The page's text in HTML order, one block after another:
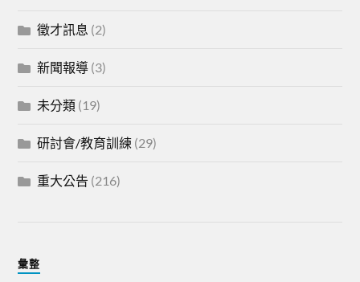
徵才訊息 (2)
新聞報導 (3)
未分類 (19)
研討會/教育訓練 (29)
重大公告 (216)
彙整